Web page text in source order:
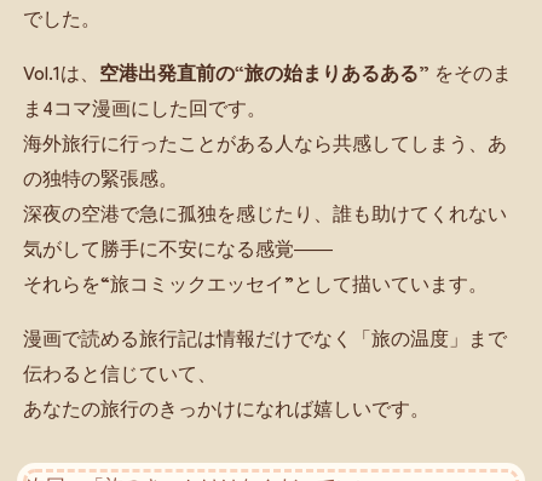
でした。
Vol.1は、 空港出発直前の“旅の始まりあるある” をそのま
ま4コマ漫画にした回です。
海外旅行に行ったことがある人なら共感してしまう、あ
の独特の緊張感。
深夜の空港で急に孤独を感じたり、誰も助けてくれない
気がして勝手に不安になる感覚――
それらを“旅コミックエッセイ”として描いています。
漫画で読める旅行記は情報だけでなく「旅の温度」まで
伝わると信じていて、
あなたの旅行のきっかけになれば嬉しいです。